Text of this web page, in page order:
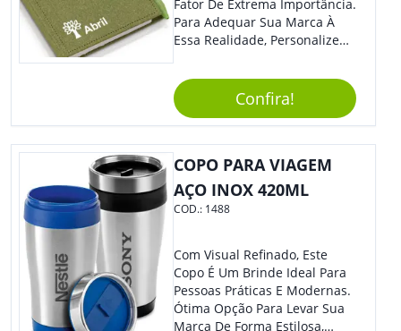
Fator De Extrema Importância.
Para Adequar Sua Marca À
Essa Realidade, Personalize
Anotações Com Post-It E
Caneta. Elaborado A Partir De
Material Reciclado, O Brinde
Também É Prático, Tornando-
Se Assim Excelente Para Uso
Cotidiano. Perfeito, Não É?!
Confira!
COPO PARA VIAGEM
AÇO INOX 420ML
COD.: 1488
Com Visual Refinado, Este
Copo É Um Brinde Ideal Para
Pessoas Práticas E Modernas.
Ótima Opção Para Levar Sua
Marca De Forma Estilosa,